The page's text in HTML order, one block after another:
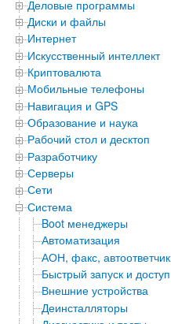
Деловые программы
Диски и файлы
Интернет
Искусственный интеллект
Криптовалюта
Мобильные телефоны
Навигация и GPS
Образование и наука
Рабочий стол и десктоп
Разработчику
Серверы
Сети
Система
Boot менеджеры
Автоматизация
АОН, факс, автоответчик
Быстрый запуск и доступ
Внешние устройства
Деинсталляторы